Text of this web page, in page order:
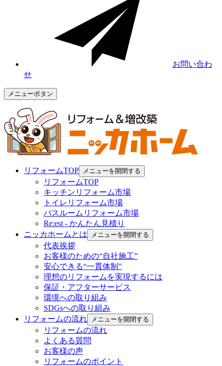
お問い合わ
せ
メニューボタン
リフォームTOP メニューを開閉する
リフォームTOP
キッチンリフォーム市場
トイレリフォーム市場
バスルームリフォーム市場
Re:est - かんたん見積り
ニッカホームとは
メニューを開閉する
代表挨拶
お客様のための“自社施工”
安心できる“一貫体制”
理想のリフォームを実現するには
保証・アフターサービス
環境への取り組み
SDGsへの取り組み
リフォームの流れ
メニューを開閉する
リフォームの流れ
よくある質問
お客様の声
リフォームのポイント